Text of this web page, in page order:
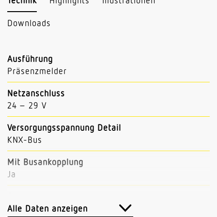
Downloads
Ausführung
Präsenzmelder
Netzanschluss
24 – 29 V
Versorgungsspannung Detail
KNX-Bus
Mit Busankopplung
Ja
ETS-Software Fernbedienung Bus Smart Remote
Alle Daten anzeigen